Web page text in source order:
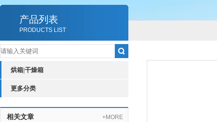
产品列表
PRODUCTS LIST
烘箱|干燥箱
更多分类
相关文章 +MORE